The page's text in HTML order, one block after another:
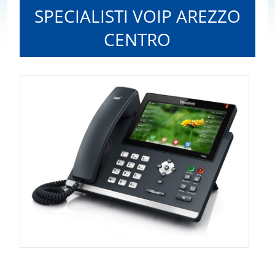
SPECIALISTI VOIP AREZZO
CENTRO